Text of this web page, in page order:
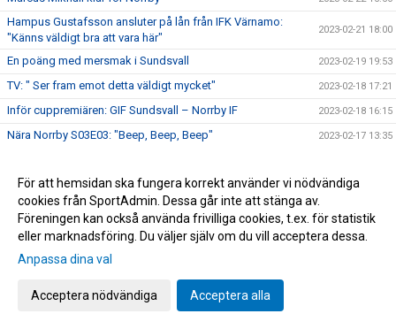
Hampus Gustafsson ansluter på lån från IFK Värnamo:
"Känns väldigt bra att vara här"
2023-02-21 18:00
En poäng med mersmak i Sundsvall 2023-02-19 19:53
TV: " Ser fram emot detta väldigt mycket" 2023-02-18 17:21
Inför cuppremiären: GIF Sundsvall – Norrby IF 2023-02-18 16:15
Nära Norrby S03E03: "Beep, Beep, Beep" 2023-02-17 13:35
Lördagens segermatch i bilder 2023-02-13 10:51
Jesper Swedlund: ”Vi vill se att de sakerna vi tränar på tar
oss framåt”
2023-02-10 18:27
Inför match: Norrby IF – BK Astrio
Norrby föll med uddamålet
För att hemsidan ska fungera korrekt använder vi nödvändiga
cookies från SportAdmin. Dessa går inte att stänga av.
Föreningen kan också använda frivilliga cookies, t.ex. för statistik
eller marknadsföring. Du väljer själv om du vill acceptera dessa.
Anpassa dina val
Acceptera nödvändiga Acceptera alla